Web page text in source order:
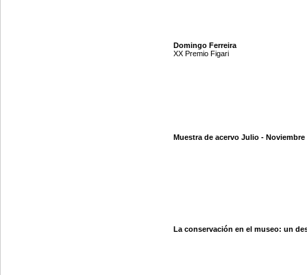
Domingo Ferreira
XX Premio Figari
Muestra de acervo Julio - Noviembre
La conservación en el museo: un